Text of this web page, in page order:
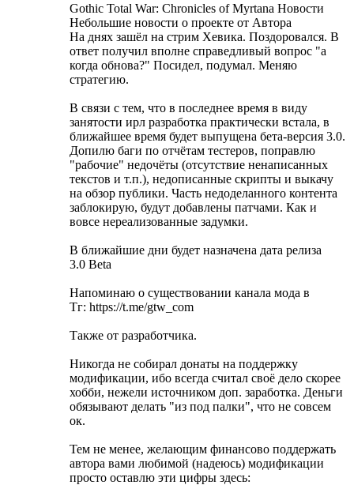
Gothic Total War: Chronicles of Myrtana Новости
Небольшие новости о проекте от Автора
На днях зашёл на стрим Хевика. Поздоровался. В
ответ получил вполне справедливый вопрос "а
когда обнова?" Посидел, подумал. Меняю
стратегию.
В связи с тем, что в последнее время в виду
занятости ирл разработка практически встала, в
ближайшее время будет выпущена бета-версия 3.0.
Допилю баги по отчётам тестеров, поправлю
"рабочие" недочёты (отсутствие ненаписанных
текстов и т.п.), недописанные скрипты и выкачу
на обзор публики. Часть недоделанного контента
заблокирую, будут добавлены патчами. Как и
вовсе нереализованные задумки.
В ближайшие дни будет назначена дата релиза
3.0 Beta
Напоминаю о существовании канала мода в
Тг: https://t.me/gtw_com
Также от разработчика.
Никогда не собирал донаты на поддержку
модификации, ибо всегда считал своё дело скорее
хобби, нежели источником доп. заработка. Деньги
обязывают делать "из под палки", что не совсем
ок.
Тем не менее, желающим финансово поддержать
автора вами любимой (надеюсь) модификации
просто оставлю эти цифры здесь: